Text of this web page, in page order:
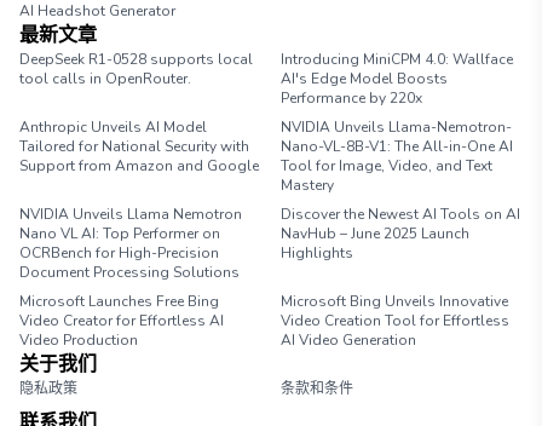
AI Headshot Generator
最新文章
DeepSeek R1-0528 supports local
tool calls in OpenRouter.
Introducing MiniCPM 4.0: Wallface
AI's Edge Model Boosts
Performance by 220x
Anthropic Unveils AI Model
Tailored for National Security with
Support from Amazon and Google
NVIDIA Unveils Llama-Nemotron-
Nano-VL-8B-V1: The All-in-One AI
Tool for Image, Video, and Text
Mastery
NVIDIA Unveils Llama Nemotron
Nano VL AI: Top Performer on
OCRBench for High-Precision
Document Processing Solutions
Discover the Newest AI Tools on AI
NavHub – June 2025 Launch
Highlights
Microsoft Launches Free Bing
Video Creator for Effortless AI
Video Production
Microsoft Bing Unveils Innovative
Video Creation Tool for Effortless
AI Video Generation
关于我们
隐私政策 条款和条件